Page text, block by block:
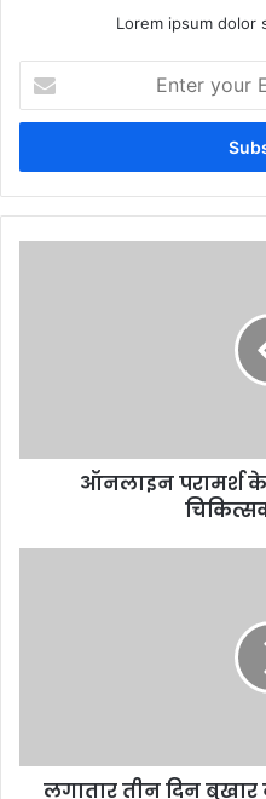
Lorem ipsum dolor
your
Email
ऑनलाइन परामर्श
लगातार तीन दिन बुखार